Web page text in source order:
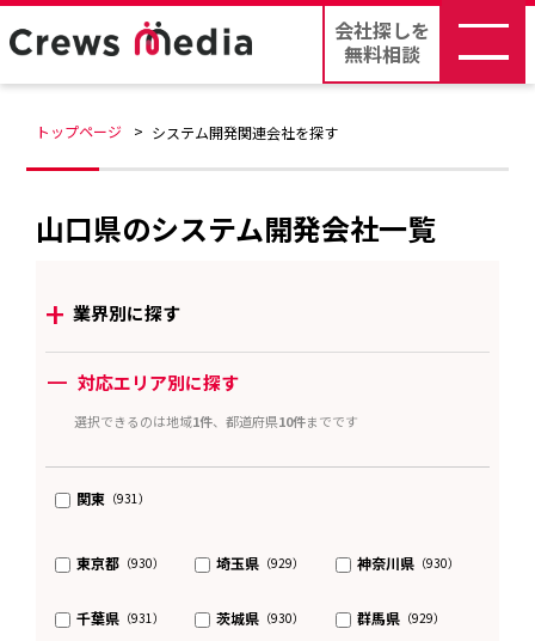
会社探しを
無料相談
トップページ システム開発関連会社を探す
山口県のシステム開発会社一覧
+ 業界別に探す
ー 対応エリア別に探す
選択できるのは地域1件、都道府県10件までです
関東（931）
東京都（930） 埼玉県 （929） 神奈川県 （930）
千葉県（931） 茨城県 （930） 群馬県 （929）